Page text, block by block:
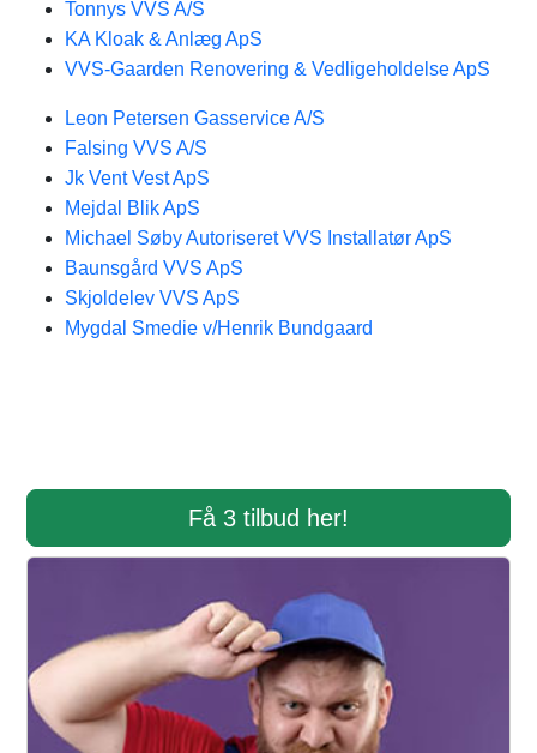
Tonnys VVS A/S
KA Kloak & Anlæg ApS
VVS-Gaarden Renovering & Vedligeholdelse ApS
Leon Petersen Gasservice A/S
Falsing VVS A/S
Jk Vent Vest ApS
Mejdal Blik ApS
Michael Søby Autoriseret VVS Installatør ApS
Baunsgård VVS ApS
Skjoldelev VVS ApS
Mygdal Smedie v/Henrik Bundgaard
Få 3 tilbud her!